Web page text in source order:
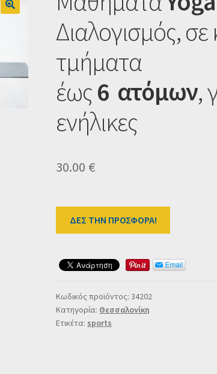
Διαλογισμός, σε
τμήματα
έως6 ατόμων,
ενήλικες
30.00 €
ΔΕΣ ΤΗΝ ΠΡΟΣΦΟΡΑ!
Κωδικός προϊόντος:34202
Κατηγορία: Θεσσαλονίκη
Ετικέτα: sports